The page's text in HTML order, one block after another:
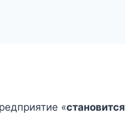
«становится